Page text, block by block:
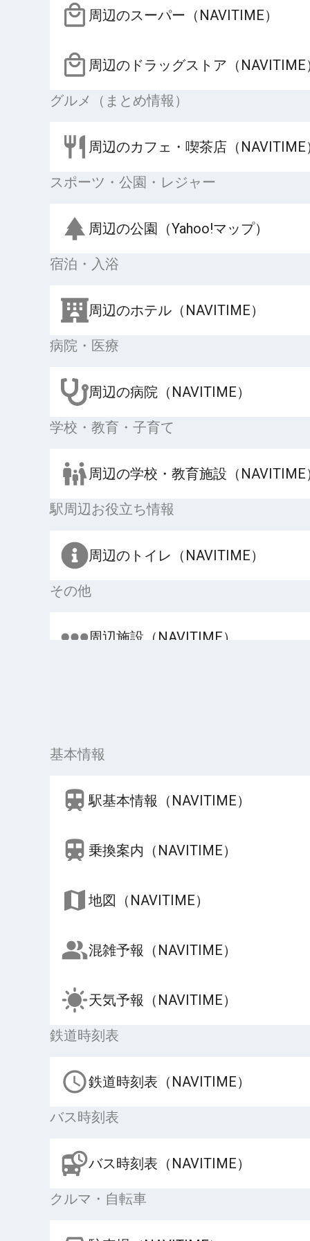
周辺のスーパー（NAVITIME）
周辺のドラッグストア（NAVITIME
グルメ（まとめ情報）
周辺のカフェ・喫茶店（NAVITIME
スポーツ・公園・レジャー
周辺の公園（Yahoo!マップ）
宿泊・入浴
周辺のホテル（NAVITIME）
病院・医療
周辺の病院（NAVITIME）
学校・教育・子育て
周辺の学校・教育施設（NAVITIME
駅周辺お役立ち情報
周辺のトイレ（NAVITIME）
その他
周辺施設（NAVITIME）
基本情報
駅基本情報（NAVITIME）
乗換案内（NAVITIME）
地図（NAVITIME）
混雑予報（NAVITIME）
天気予報（NAVITIME）
鉄道時刻表
鉄道時刻表（NAVITIME）
バス時刻表
バス時刻表（NAVITIME）
クルマ・自転車